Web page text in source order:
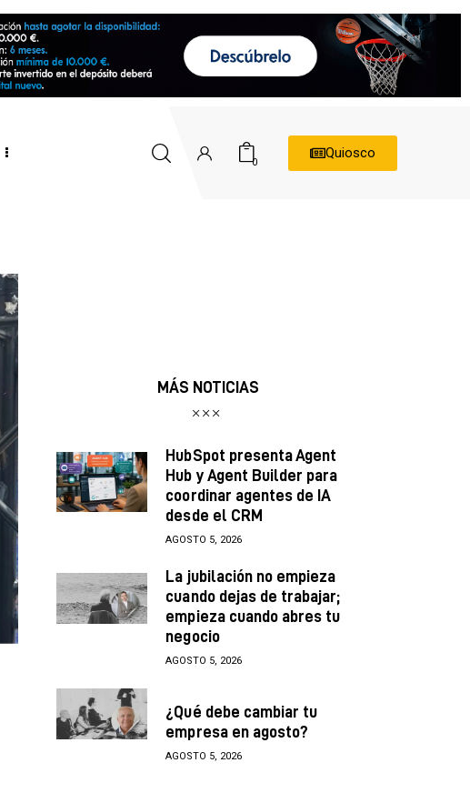
0
Quiosco
MÁS NOTICIAS
HubSpot presenta Agent
Hub y Agent Builder para
coordinar agentes de IA
desde el CRM
AGOSTO 5, 2026
La jubilación no empieza
cuando dejas de trabajar;
empieza cuando abres tu
negocio
AGOSTO 5, 2026
¿Qué debe cambiar tu
empresa en agosto?
AGOSTO 5, 2026